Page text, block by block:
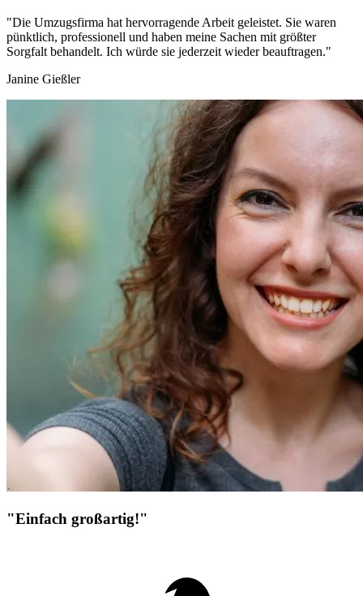
"Die Umzugsfirma hat hervorragende Arbeit geleistet. Sie waren
pünktlich, professionell und haben meine Sachen mit größter
Sorgfalt behandelt. Ich würde sie jederzeit wieder beauftragen."
Janine Gießler
"Einfach großartig!"